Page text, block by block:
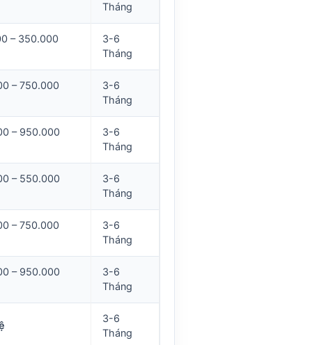
Tháng
– 350.000
3-6
Tháng
– 750.000
3-6
Tháng
– 950.000
3-6
Tháng
– 550.000
3-6
Tháng
– 750.000
3-6
Tháng
– 950.000
3-6
Tháng
3-6
Tháng